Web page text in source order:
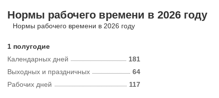
Нормы рабочего времени в 2026 году
Нормы рабочего времени в 2026 году
1 полугодие
Календарных дней
181
Рабочих дней 117
Выходных и праздничных 64